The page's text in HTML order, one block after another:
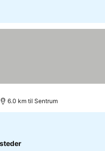
Se priser
6.0 km til Sentrum